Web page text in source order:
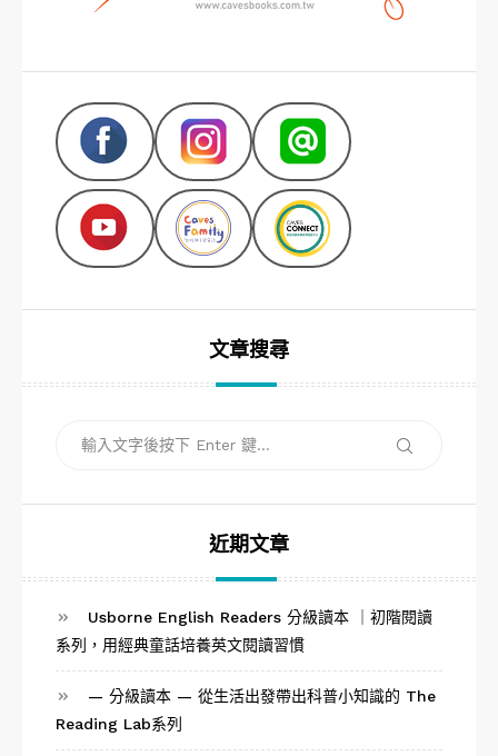
文章搜尋
搜
近期文章
Usborne English Readers 分級讀本 ｜初階閱讀
系列，用經典童話培養英文閱讀習慣
— 分級讀本 — 從生活出發帶出科普小知識的 The
Reading Lab系列